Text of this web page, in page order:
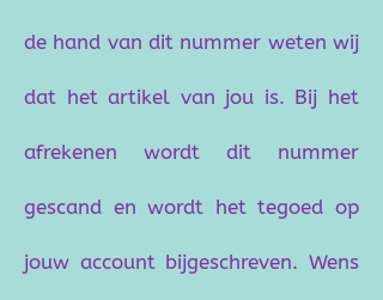
de hand van dit nummer weten wij
dat het artikel van jou is. Bij het
afrekenen wordt dit nummer
gescand en wordt het tegoed op
jouw account bijgeschreven. Wens